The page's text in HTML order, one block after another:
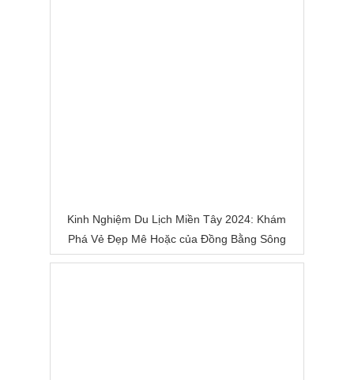
Kinh Nghiệm Du Lịch Miền Tây 2024: Khám
Phá Vẻ Đẹp Mê Hoặc của Đồng Bằng Sông
Nước